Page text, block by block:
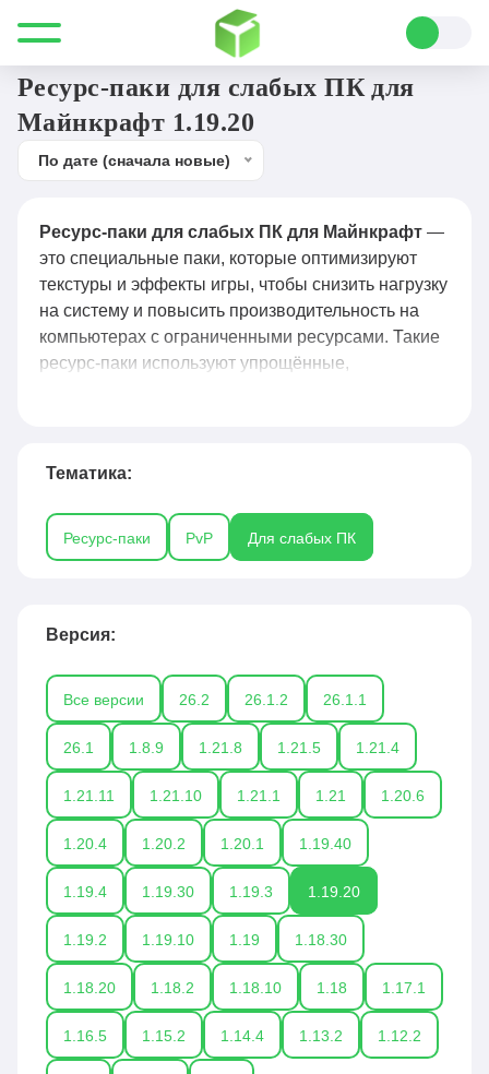
Все для Minecraft Ресурс-паки
Ресурс-паки для слабых ПК для
Майнкрафт 1.19.20
По дате (сначала новые)
Ресурс-паки для слабых ПК для Майнкрафт —
это специальные паки, которые оптимизируют
текстуры и эффекты игры, чтобы снизить нагрузку
на систему и повысить производительность на
компьютерах с ограниченными ресурсами. Такие
ресурс-паки используют упрощённые,
работать стабильнее и быстрее даже на слабых
паки вроде Faithful 32x, Sphax PureBDCraft 32x и
другие, которые сохраняют узнаваемый стиль
слабых ПК особенно востребованы среди
лагов и просадок FPS, сохраняя при этом
приятный внешний вид.
Тематика:
Ресурс-паки PvP Для слабых ПК
Версия:
Все версии 26.2 26.1.2 26.1.1
26.1 1.8.9 1.21.8 1.21.5 1.21.4
1.21.11 1.21.10 1.21.1 1.21 1.20.6
1.20.4 1.20.2 1.20.1 1.19.40
1.19.4 1.19.30 1.19.3 1.19.20
1.19.2 1.19.10 1.19 1.18.30
1.18.20 1.18.2 1.18.10 1.18 1.17.1
1.16.5 1.15.2 1.14.4 1.13.2 1.12.2